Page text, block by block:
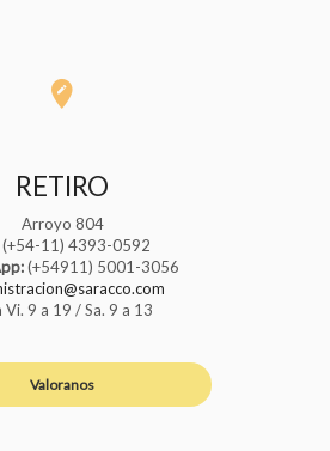
RETIRO
Arroyo 804
(+54-11) 4393-0592
(+54911) 5001-3056
Vi. 9 a 19 / Sa. 9 a 13
Valoranos